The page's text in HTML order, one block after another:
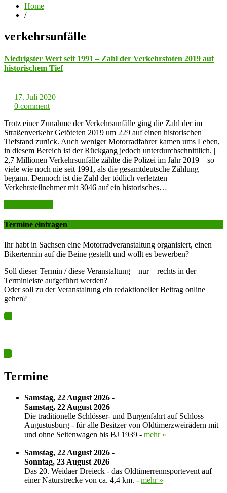
Home
/
verkehrsunfälle
Niedrigster Wert seit 1991 – Zahl der Verkehrstoten 2019 auf
historischem Tief
17. Juli 2020
0 comment
Trotz einer Zunahme der Verkehrsunfälle ging die Zahl der im
Straßenverkehr Getöteten 2019 um 229 auf einen historischen
Tiefstand zurück. Auch weniger Motorradfahrer kamen ums Leben,
in diesem Bereich ist der Rückgang jedoch unterdurchschnittlich. |
2,7 Millionen Verkehrsunfälle zählte die Polizei im Jahr 2019 – so
viele wie noch nie seit 1991, als die gesamtdeutsche Zählung
begann. Dennoch ist die Zahl der tödlich verletzten
Verkehrsteilnehmer mit 3046 auf ein historisches…
Termine eintragen
Ihr habt in Sachsen eine Motorradveranstaltung organisiert, einen
Bikertermin auf die Beine gestellt und wollt es bewerben?
Soll dieser Termin / diese Veranstaltung – nur – rechts in der
Terminleiste aufgeführt werden?
Oder soll zu der Veranstaltung ein redaktioneller Beitrag online
gehen?
Termine
Samstag, 22 August 2026 -
Samstag, 22 August 2026
Die traditionelle Schlösser- und Burgenfahrt auf Schloss
Augustusburg - für alle Besitzer von Oldtimerzweirädern mit
und ohne Seitenwagen bis BJ 1939 - mehr »
Samstag, 22 August 2026 -
Sonntag, 23 August 2026
Das 20. Weidaer Dreieck - das Oldtimerrennsportevent auf
einer Naturstrecke von ca. 4,4 km. - mehr »